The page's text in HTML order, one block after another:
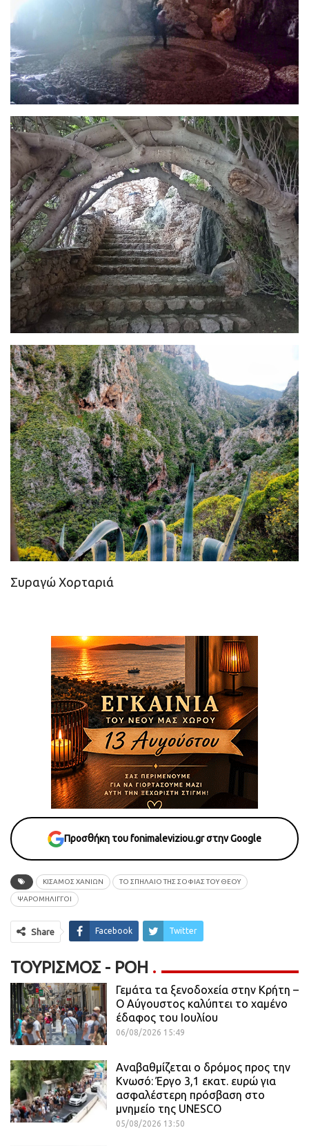
Συραγώ Χορταριά
Προσθήκη του fonimaleviziou.gr στην Google
ΚΙΣΑΜΟΣ ΧΑΝΙΩΝ ΤΟ ΣΠΗΛΑΙΟ ΤΗΣ ΣΟΦΙΑΣ ΤΟΥ ΘΕΟΥ
ΨΑΡΟΜΗΛΙΓΓΟΙ
Share Facebook Twitter
ΤΟΥΡΙΣΜΌΣ - ΡΟΗ
Γεμάτα τα ξενοδοχεία στην Κρήτη –
Ο Αύγουστος καλύπτει το χαμένο
έδαφος του Ιουλίου
06/08/2026 15:49
Αναβαθμίζεται ο δρόμος προς την
Κνωσό: Έργο 3,1 εκατ. ευρώ για
ασφαλέστερη πρόσβαση στο
μνημείο της UNESCO
05/08/2026 13:50